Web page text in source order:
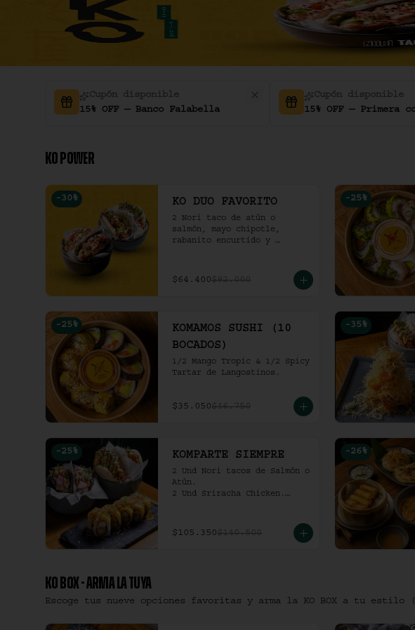
Cupón disponible
15% OFF — Banco Falabella
Cupón disponible
15% OFF — Primera
KO POWER
-30 % KO DUO FAVORITO
2 Nori taco de atún o
salmón, mayo chipotle,
rabanito encurtido y
de repollo y mayo picante en
bao buns.
$64.400$92.000
-25 %
-25 %
KOMAMOS SUSHI (10
BOCADOS)
1/2 Mango Tropic & 1/2 Spicy
Tartar de Langostinos.
$35.050$46.750
-35 %
-25 % KOMPARTE SIEMPRE
2 Und Nori tacos de Salmón o
Atún.
2 Und Sriracha Chicken.
$105.350$140.500
-26 %
KO BOX - ARMA LA TUYA
Escoge tus nueve opciones favoritas y arma la KO BOX a tu estilo